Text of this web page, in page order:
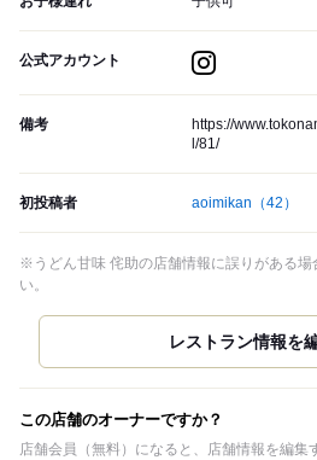
公式アカウント
備考
https://
l/81/
初投稿者 aoimikan （42）
※うどん甘味 侘助の店舗情報に誤りがある場
い。
この店舗のオーナーですか？
店舗会員（無料）になると、店舗情報を編集